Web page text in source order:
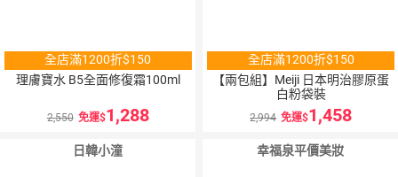
全店滿1200折$150
理膚寶水 B5全面修復霜100ml
2,550 免運 1,288
全店滿1200折$150
【兩包組】Meiji 日本明治膠原蛋
白粉袋裝
2,994 免運 1,458
日韓小潼 幸福泉平價美妝